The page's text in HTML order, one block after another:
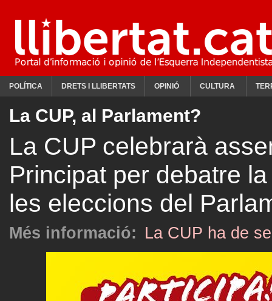
POLÍTICA DRETS I LLIBERTATS OPINIÓ CULTURA
La CUP, al Parlament?
La CUP celebrarà
Principat per debatre
les eleccions del
Més informació: La CUP ha de